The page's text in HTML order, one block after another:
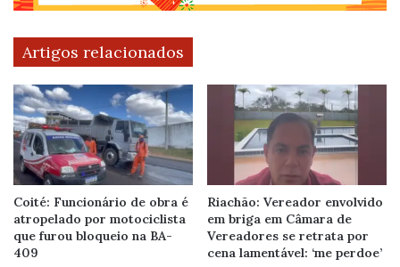
Artigos relacionados
Coité: Funcionário de obra é
atropelado por motociclista
que furou bloqueio na BA-
409
Riachão: Vereador envolvido
em briga em Câmara de
Vereadores se retrata por
cena lamentável: ‘me perdoe’